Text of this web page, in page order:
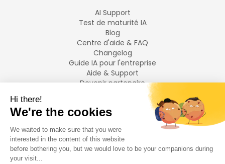
AI Support
Test de maturité IA
Blog
Centre d'aide & FAQ
Changelog
Guide IA pour l'entreprise
Aide & Support
Devenir partenaire
LANGUES
Français
English